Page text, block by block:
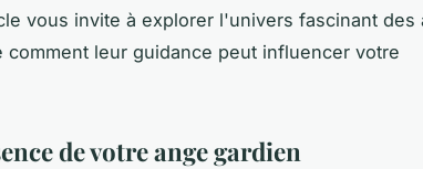
vous invite à explorer l'univers fascinant des
comment leur guidance peut influencer votre
de votre ange gardien